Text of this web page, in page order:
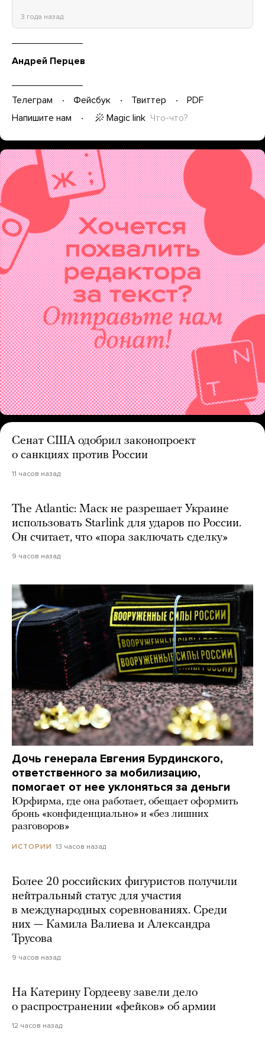
3 года назад
Андрей Перцев
Телеграм Фейсбук Твиттер
PDF
Напишите нам
Magic link Что-что?
Сенат США одобрил законопроект
о санкциях против России
11 часов назад
The Atlantic: Маск не разрешает Украине
использовать Starlink для ударов по России.
Он считает, что «пора заключать сделку»
9 часов назад
Дочь генерала Евгения Бурдинского,
ответственного за мобилизацию,
помогает от нее уклоняться за деньги
Юрфирма, где она работает, обещает оформить
бронь «конфиденциально» и «без лишних
разговоров»
ИСТОРИИ 13 часов назад
Более 20 российских фигуристов получили
нейтральный статус для участия
в международных соревнованиях. Среди
них — Камила Валиева и Александра
Трусова
9 часов назад
На Катерину Гордееву завели дело
о распространении «фейков» об армии
12 часов назад